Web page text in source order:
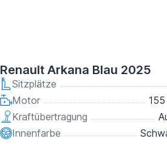
Renault Arkana Blau 2025
Sitzplätze
Motor
Kraftübertragung
Innenfarbe